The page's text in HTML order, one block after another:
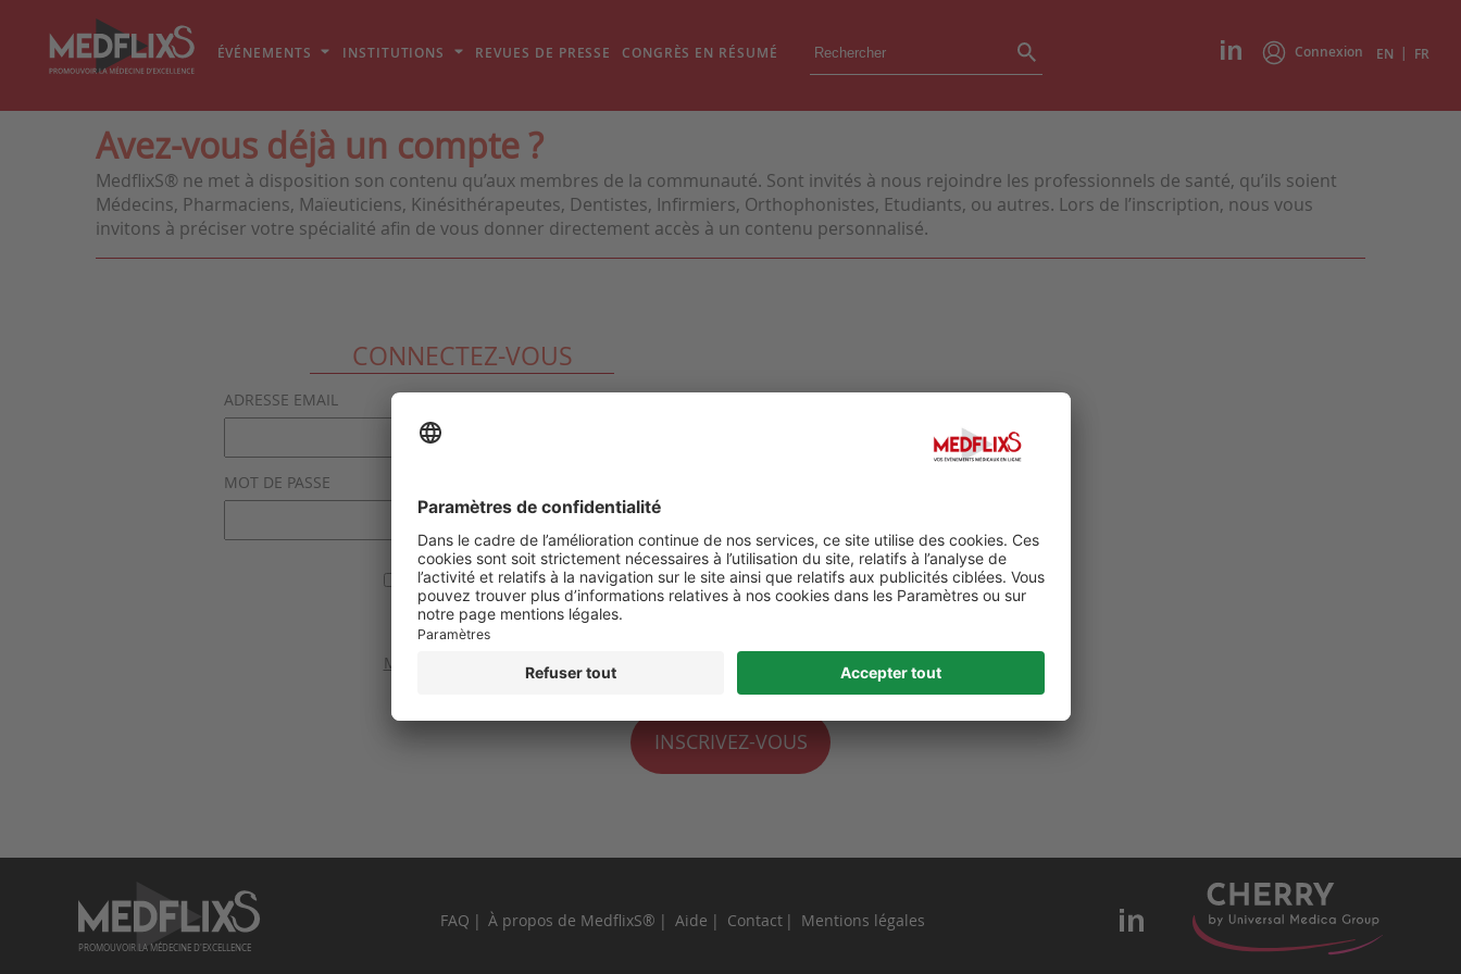
Connexion EN | FR
ÉVÉNEMENTS INSTITUTIONS REVUES DE PRESSE CONGRÈS EN RÉSUMÉ
Avez-vous déjà un compte ?
MedflixS® ne met à disposition son contenu qu’aux membres de la communauté. Sont invités à nous rejoindre les professionnels de santé, qu’ils soient
Médecins, Pharmaciens, Maïeuticiens, Kinésithérapeutes, Dentistes, Infirmiers, Orthophonistes, Etudiants, ou autres. Lors de l’inscription, nous vous
invitons à préciser votre spécialité afin de vous donner directement accès à un contenu personnalisé.
CONNECTEZ-VOUS
ADRESSE EMAIL
MOT DE PASSE
Se souvenir de moi
Valider
Mot de passe perdu ?
INSCRIVEZ-VOUS
PROMOUVOIR LA MÉDECINE D'EXCELLENCE
FAQ À propos de MedflixS® Aide Contact Mentions légales